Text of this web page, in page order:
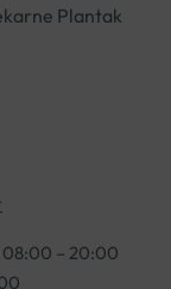
Plantak
08:00 – 20:00